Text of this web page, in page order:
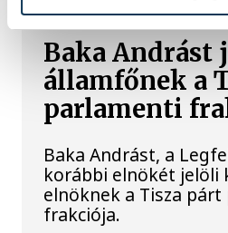
Baka Andrást
államfőnek a
parlamenti
Baka Andrást, a
korábbi elnökét jelöli
elnöknek a Tisza
frakciója.